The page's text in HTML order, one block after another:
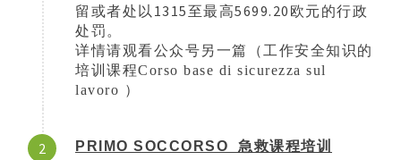
留或者处以 1315至最高5699.20 欧元的行政
处罚。
详情请观看公众号另一篇（工作安全知识的
培训 课程Corso base di sicurezza sul
lavoro ）
2 PRIMO SOCCORSO 急救课程培训